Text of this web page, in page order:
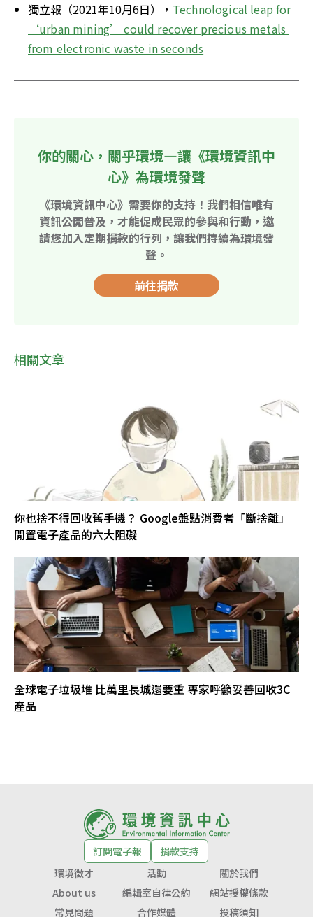
獨立報（2021年10月6日）， Technological leap for
‘urban mining’ could recover precious metals
from electronic waste in seconds
你的關心，關乎環境—讓《環境資訊中
心》為環境發聲
《環境資訊中心》需要你的支持！我們相信唯有
資訊公開普及，才能促成民眾的參與和行動，邀
請您加入定期捐款的行列，讓我們持續為環境發
聲。
前往捐款
相關文章
你也捨不得回收舊手機？ Google盤點消費者「斷捨離」
閒置電子產品的六大阻礙
全球電子垃圾堆 比萬里長城還要重 專家呼籲妥善回收3C
產品
訂閱電子報
捐款支持
環境徵才
活動
關於我們
About us
編輯室自律公約
網站授權條款
常見問題
合作媒體 投稿須知